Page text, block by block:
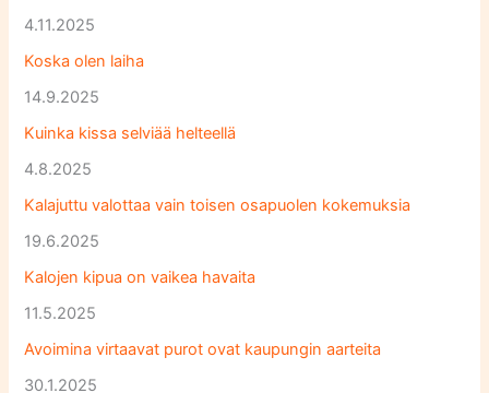
4.11.2025
Koska olen laiha
14.9.2025
Kuinka kissa selviää helteellä
4.8.2025
Kalajuttu valottaa vain toisen osapuolen kokemuksia
19.6.2025
Kalojen kipua on vaikea havaita
11.5.2025
Avoimina virtaavat purot ovat kaupungin aarteita
30.1.2025